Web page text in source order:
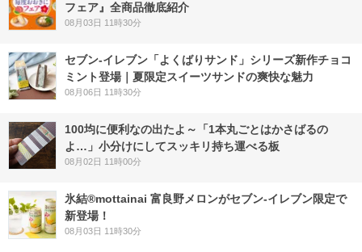
フェア』全商品徹底紹介
08月03日 11時30分
セブン‐イレブン「よくばりサンド」シリーズ新作チョコ
ミント登場｜夏限定スイーツサンドの爽快な魅力
08月06日 11時30分
100均に便利なの出たよ～「1本丸ごとはかさばるの
よ…」小分けにしてスッキリ持ち運べる板
08月02日 11時00分
氷結®mottainai 富良野メロンがセブン‐イレブン限定で
新登場！
08月03日 11時30分